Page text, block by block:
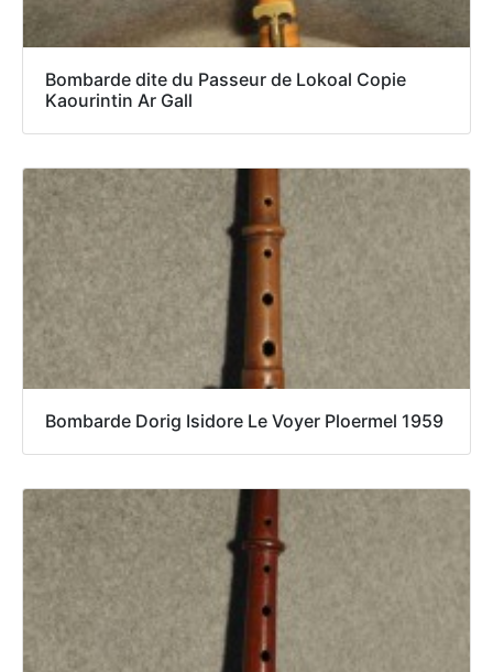
Bombarde dite du Passeur de Lokoal Copie
Kaourintin Ar Gall
Bombarde Dorig Isidore Le Voyer Ploermel 1959